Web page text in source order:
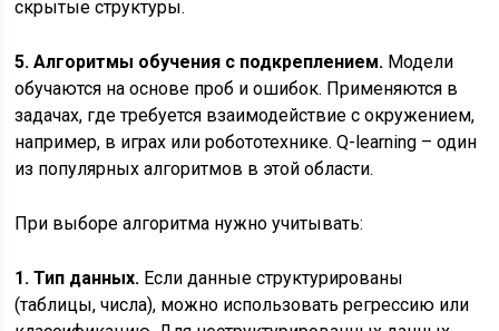
скрытые структуры.
5. Алгоритмы обучения с подкреплением. Модели
обучаются на основе проб и ошибок. Применяются в
задачах, где требуется взаимодействие с окружением,
например, в играх или робототехнике. Q-learning – один
из популярных алгоритмов в этой области.
При выборе алгоритма нужно учитывать:
1. Тип данных. Если данные структурированы
(таблицы, числа), можно использовать регрессию или